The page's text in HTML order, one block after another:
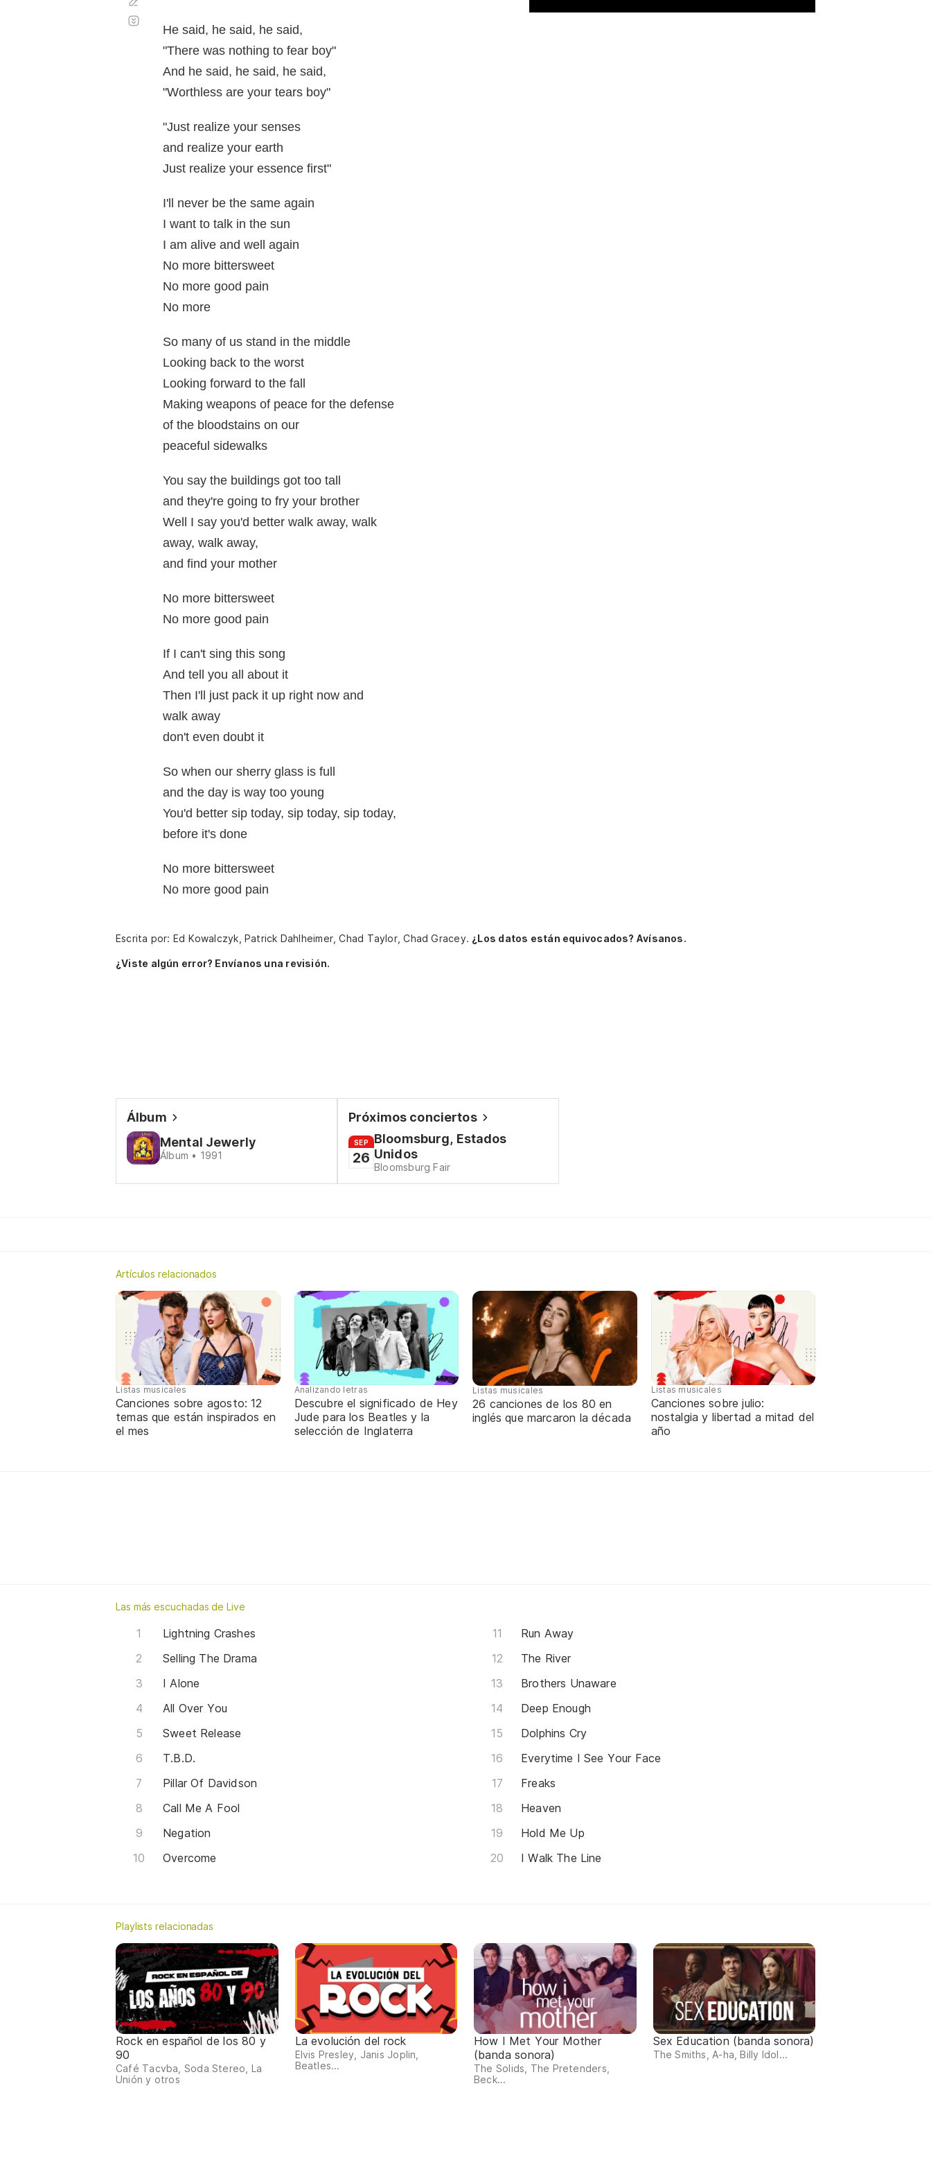
He said, he said, he said,
"There was nothing to fear boy"
And he said, he said, he said,
"Worthless are your tears boy"
"Just realize your senses
and realize your earth
Just realize your essence first"
I'll never be the same again
I want to talk in the sun
I am alive and well again
No more bittersweet
No more good pain
No more
So many of us stand in the middle
Looking back to the worst
Looking forward to the fall
Making weapons of peace for the defense
of the bloodstains on our
peaceful sidewalks
You say the buildings got too tall
and they're going to fry your brother
Well I say you'd better walk away, walk
away, walk away,
and find your mother
No more bittersweet
No more good pain
If I can't sing this song
And tell you all about it
Then I'll just pack it up right now and
walk away
don't even doubt it
So when our sherry glass is full
and the day is way too young
You'd better sip today, sip today, sip today,
before it's done
No more bittersweet
No more good pain
automático
Escrita por: Ed Kowalczyk, Patrick Dahlheimer, Chad Taylor, Chad Gracey. ¿Los datos están equivocados? Avísanos.
¿Viste algún error? Envíanos una revisión.
Álbum
Mental Jewerly
Álbum • 1991
Próximos conciertos
SEP
26
Bloomsburg, Estados
Unidos
Bloomsburg Fair
Artículos relacionados
Listas musicales
Canciones sobre agosto: 12
temas que están inspirados en
el mes
Analizando letras
Descubre el significado de Hey
Jude para los Beatles y la
selección de Inglaterra
Listas musicales
26 canciones de los 80 en
inglés que marcaron la década
Listas musicales
Canciones sobre julio:
nostalgia y libertad a mitad del
año
Las más escuchadas de Live
Lightning Crashes
Selling The Drama
I Alone
All Over You
Sweet Release
T.B.D.
Pillar Of Davidson
Call Me A Fool
Negation
Overcome
Run Away
The River
Brothers Unaware
Deep Enough
Dolphins Cry
Everytime I See Your Face
Freaks
Heaven
Hold Me Up
I Walk The Line
Playlists relacionadas
Rock en español de los 80 y
90
Café Tacvba, Soda Stereo, La
Unión y otros
La evolución del rock
Elvis Presley, Janis Joplin,
Beatles...
How I Met Your Mother
(banda sonora)
The Solids, The Pretenders,
Beck...
Sex Education (banda sonora)
The Smiths, A-ha, Billy Idol...